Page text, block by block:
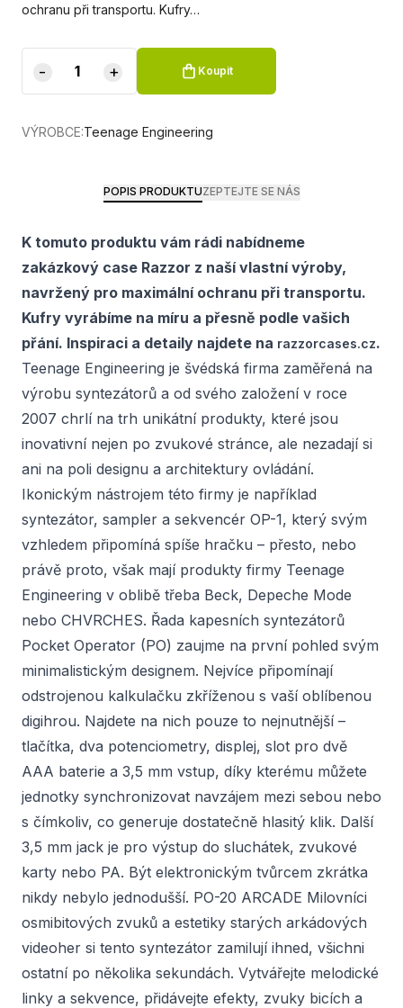
ochranu při transportu. Kufry…
- + Koupit
VÝROBCE:Teenage Engineering
POPIS PRODUKTUZEPTEJTE SE NÁS
K tomuto produktu vám rádi nabídneme
zakázkový case Razzor z naší vlastní výroby,
navržený pro maximální ochranu při transportu.
Kufry vyrábíme na míru a přesně podle vašich
přání. Inspiraci a detaily najdete na razzorcases.cz.
Teenage Engineering je švédská firma zaměřená na
výrobu syntezátorů a od svého založení v roce
2007 chrlí na trh unikátní produkty, které jsou
inovativní nejen po zvukové stránce, ale nezadají si
ani na poli designu a architektury ovládání.
Ikonickým nástrojem této firmy je například
syntezátor, sampler a sekvencér OP-1, který svým
vzhledem připomíná spíše hračku – přesto, nebo
právě proto, však mají produkty firmy Teenage
Engineering v oblibě třeba Beck, Depeche Mode
nebo CHVRCHES. Řada kapesních syntezátorů
Pocket Operator (PO) zaujme na první pohled svým
minimalistickým designem. Nejvíce připomínají
odstrojenou kalkulačku zkříženou s vaší oblíbenou
digihrou. Najdete na nich pouze to nejnutnější –
tlačítka, dva potenciometry, displej, slot pro dvě
AAA baterie a 3,5 mm vstup, díky kterému můžete
jednotky synchronizovat navzájem mezi sebou nebo
s čímkoliv, co generuje dostatečně hlasitý klik. Další
3,5 mm jack je pro výstup do sluchátek, zvukové
karty nebo PA. Být elektronickým tvůrcem zkrátka
nikdy nebylo jednodušší. PO-20 ARCADE Milovníci
osmibitových zvuků a estetiky starých arkádových
videoher si tento syntezátor zamilují ihned, všichni
ostatní po několika sekundách. Vytvářejte melodické
linky a sekvence, přidávejte efekty, zvuky bicích a